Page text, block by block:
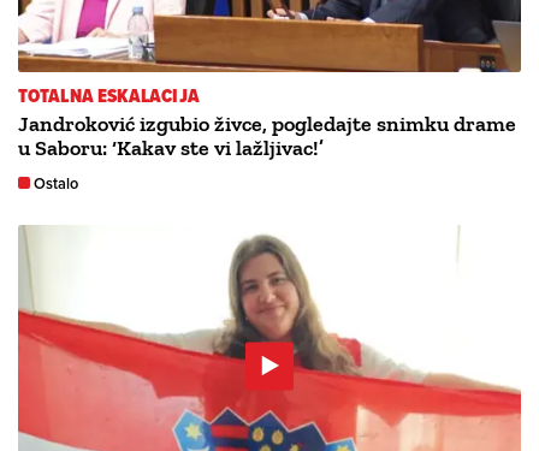
TOTALNA ESKALACIJA
Jandroković izgubio živce, pogledajte snimku drame
u Saboru: ‘Kakav ste vi lažljivac!’
Ostalo